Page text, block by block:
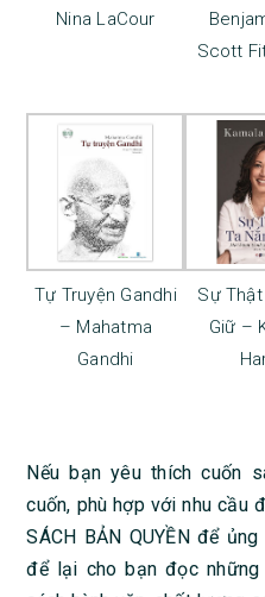
Nina LaCour
Scott
Tự Truyện Gandhi
– Mahatma
Gandhi
Sự Thật
Giữ –
Nếu bạn yêu thích cuốn
cuốn, phù hợp với nhu cầu
SÁCH BẢN QUYỀN để
để lại cho bạn đọc